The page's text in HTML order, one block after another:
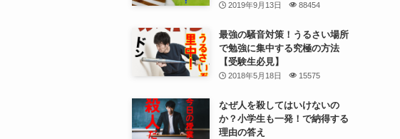
2019年9月13日 88454
最強の騒音対策！うるさい場所
で勉強に集中する究極の方法
【受験生必見】
2018年5月18日 15575
なぜ人を殺してはいけないの
か？小学生も一発！で納得する
理由の答え